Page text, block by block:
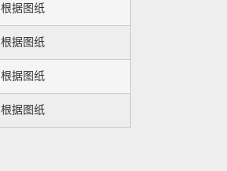
根据图纸
根据图纸
根据图纸
根据图纸